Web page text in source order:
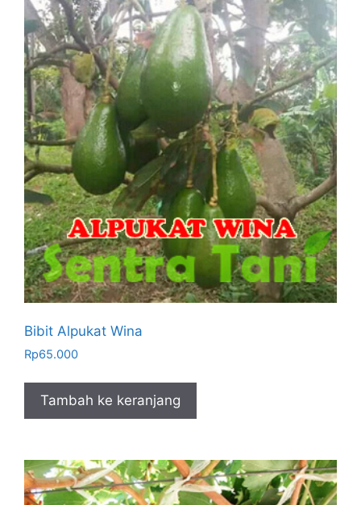
Bibit Alpukat Wina
Rp65.000
Tambah ke keranjang